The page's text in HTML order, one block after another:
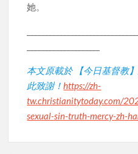
她。
本文原載於 【今日基督教
此致謝！https://zh-
tw.christianitytoday.com/
sexual-sin-truth-mercy-zh-